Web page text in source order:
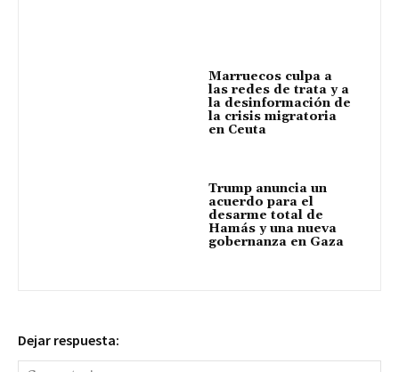
Marruecos culpa a
las redes de trata y a
la desinformación de
la crisis migratoria
en Ceuta
Trump anuncia un
acuerdo para el
desarme total de
Hamás y una nueva
gobernanza en Gaza
Dejar respuesta: